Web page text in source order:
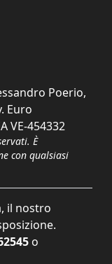
Poerio,
Euro
VE-454332
È
con qualsiasi
il nostro
o